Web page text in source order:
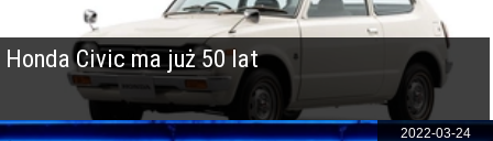
Honda Civic ma już 50 lat
2022-03-24